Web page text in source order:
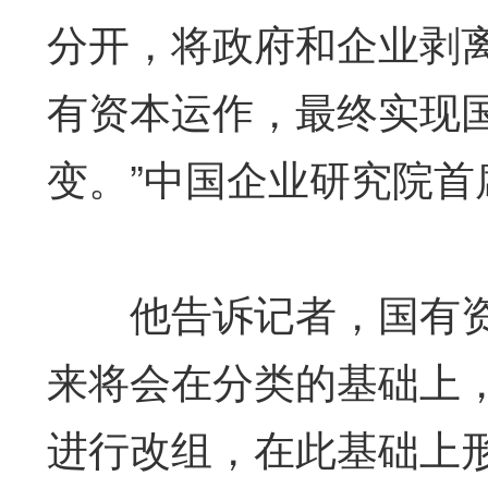
分开，将政府和企业剥
有资本运作，最终实现
变。”中国企业研究院
他告诉记者，国有
来将会在分类的基础上
进行改组，在此基础上